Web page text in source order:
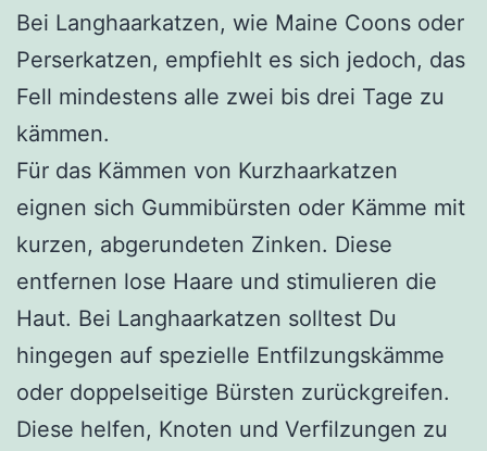
Bei Langhaarkatzen, wie Maine Coons oder
Perserkatzen, empfiehlt es sich jedoch, das
Fell mindestens alle zwei bis drei Tage zu
kämmen.
Für das Kämmen von Kurzhaarkatzen
eignen sich Gummibürsten oder Kämme mit
kurzen, abgerundeten Zinken. Diese
entfernen lose Haare und stimulieren die
Haut. Bei Langhaarkatzen solltest Du
hingegen auf spezielle Entfilzungskämme
oder doppelseitige Bürsten zurückgreifen.
Diese helfen, Knoten und Verfilzungen zu